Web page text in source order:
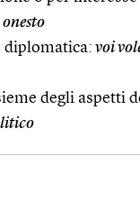
onesto
diplomatica: voi
degli aspetti